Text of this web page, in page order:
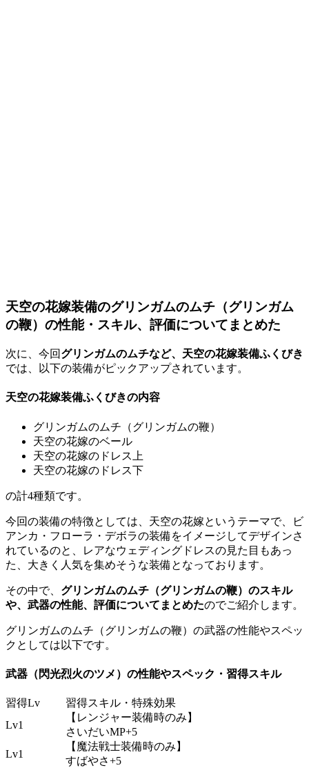
天空の花嫁装備のグリンガムのムチ（グリンガム
の鞭）の性能・スキル、評価についてまとめた
次に、今回 グリンガムのムチなど、天空の花嫁装備ふくびき
では、以下の装備がピックアップされています。
天空の花嫁装備ふくびきの内容
グリンガムのムチ（グリンガムの鞭）
天空の花嫁のベール
天空の花嫁のドレス上
天空の花嫁のドレス下
の計4種類です。
今回の装備の特徴としては、天空の花嫁というテーマで、ビ
アンカ・フローラ・デボラの装備をイメージしてデザインさ
れているのと、レアなウェディングドレスの見た目もあっ
た、大きく人気を集めそうな装備となっております。
その中で、 グリンガムのムチ（グリンガムの鞭）のスキル
や、武器の性能、評価についてまとめたのでご紹介します。
グリンガムのムチ（グリンガムの鞭）の武器の性能やスペッ
クとしては以下です。
武器（閃光烈火のツメ）の性能やスペック・習得スキル
習得Lv
習得スキル・特殊効果
Lv1
【レンジャー装備時のみ】
さいだいMP+5
Lv1
【魔法戦士装備時のみ】
すばやさ+5